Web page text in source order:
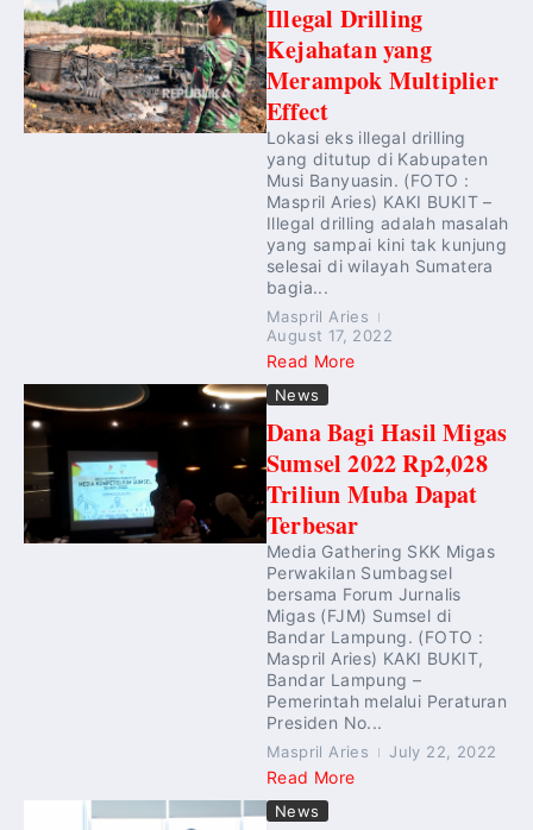
Illegal Drilling
Kejahatan yang
Merampok Multiplier
Effect
Lokasi eks illegal drilling
yang ditutup di Kabupaten
Musi Banyuasin. (FOTO :
Maspril Aries) KAKI BUKIT –
Illegal drilling adalah masalah
yang sampai kini tak kunjung
selesai di wilayah Sumatera
bagia...
Maspril Aries
August 17, 2022
Read More
News
Dana Bagi Hasil Migas
Sumsel 2022 Rp2,028
Triliun Muba Dapat
Terbesar
Media Gathering SKK Migas
Perwakilan Sumbagsel
bersama Forum Jurnalis
Migas (FJM) Sumsel di
Bandar Lampung. (FOTO :
Maspril Aries) KAKI BUKIT,
Bandar Lampung –
Pemerintah melalui Peraturan
Presiden No...
Maspril Aries July 22, 2022
Read More
News